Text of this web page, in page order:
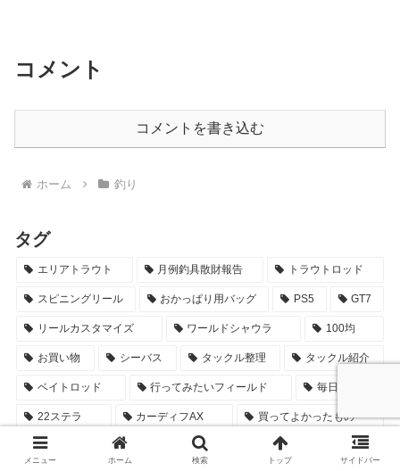
コメント
コメントを書き込む
ホーム 釣り
タグ
エリアトラウト 月例釣具散財報告 トラウトロッド
スピニングリール おかっぱり用バッグ PS5 GT7
リールカスタマイズ ワールドシャウラ 100均
お買い物 シーバス タックル整理 タックル紹介
ベイトロッド 行ってみたいフィールド 毎日更新
22ステラ カーディフAX 買ってよかったもの
自転車釣行 フィールド紹介
メニュー ホーム 検索 トップ サイドバー